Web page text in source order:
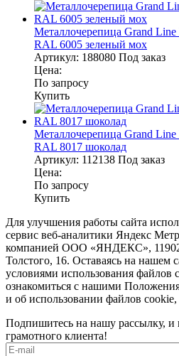
Металлочерепица Grand
RAL 6005 зеленый мох
Артикул: 188080 Под заказ
Цена:
По запросу
Купить
Металлочерепица Grand
RAL 8017 шоколад
Артикул: 112138 Под заказ
Цена:
По запросу
Купить
Для улучшения работы сайта
сервис веб-аналитики Яндекс
компанией ООО «ЯНДЕКС»,
Толстого, 16. Оставаясь на нашем
условиями использования файлов
ознакомиться с нашими
и об использовании файлов cookie,
Подпишитесь на нашу рассылку, и
грамотного клиента!